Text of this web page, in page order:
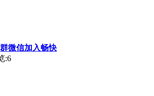
微信加入畅快
:6